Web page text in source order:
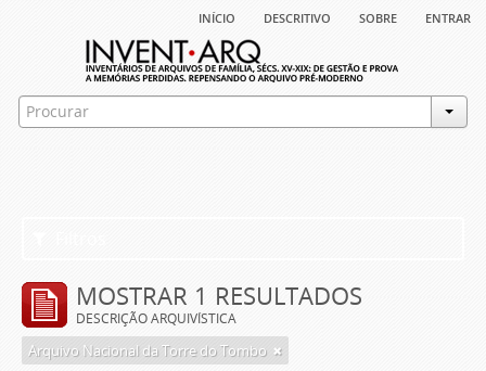
início descritivo sobre entrar
MOSTRAR 1 RESULTADOS
DESCRIÇÃO ARQUIVÍSTICA
Arquivo Nacional da Torre do Tombo